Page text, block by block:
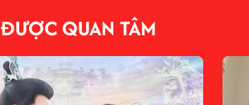
ĐƯỢC QUAN TÂM